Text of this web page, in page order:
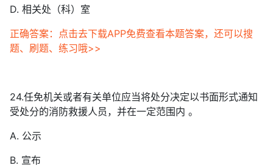
D. 相关处（科）室
正确答案：点击去下载APP免费查看本题答案，还可以搜
题、刷题、练习哦>>
24.任免机关或者有关单位应当将处分决定以书面形式通知
受处分的消防救援人员，并在一定范围内 。
A. 公示
B. 宣布